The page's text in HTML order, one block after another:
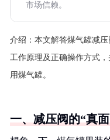
市场信赖。
介绍： 本文解答煤气罐减
工作原理及正确操作方式
用煤气罐。
一、减压阀的“真